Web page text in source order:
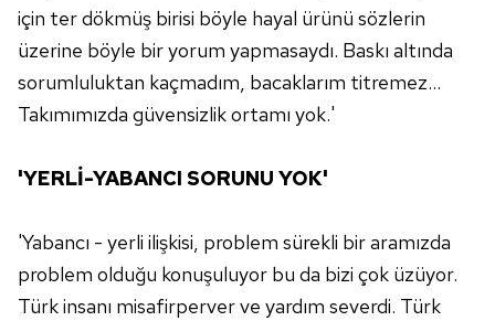
için ter dökmüş birisi böyle hayal ürünü sözlerin
üzerine böyle bir yorum yapmasaydı. Baskı altında
sorumluluktan kaçmadım, bacaklarım titremez...
Takımımızda güvensizlik ortamı yok.'
'YERLİ-YABANCI SORUNU YOK'
'Yabancı - yerli ilişkisi, problem sürekli bir aramızda
problem olduğu konuşuluyor bu da bizi çok üzüyor.
Türk insanı misafirperver ve yardım severdi. Türk